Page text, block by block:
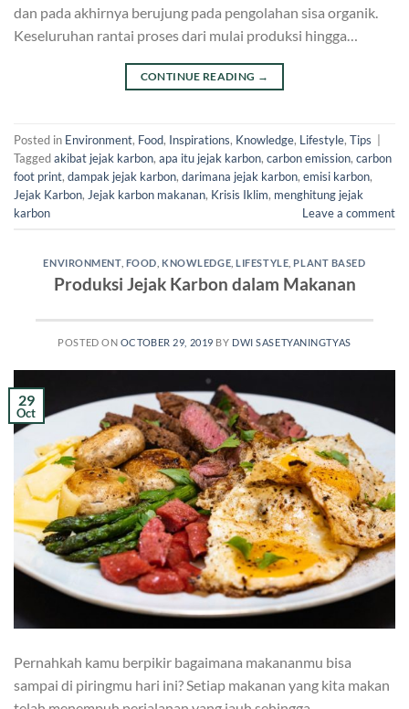
dan pada akhirnya berujung pada pengolahan sisa organik.
Keseluruhan rantai proses dari mulai produksi hingga…
CONTINUE READING →
Posted in Environment, Food, Inspirations, Knowledge, Lifestyle, Tips
Taggedakibat jejak karbon, apa itu jejak karbon, carbon emission, carbon
foot print, dampak jejak karbon, darimana jejak karbon, emisi karbon,
Jejak Karbon, Jejak karbon makanan, Krisis Iklim, menghitung jejak
karbon
Leave a comment
ENVIRONMENT, FOOD KNOWLEDGE ,LIFESTYLE PLANT BASED
Produksi Jejak Karbon dalam Makanan
POSTED ON OCTOBER 29, 2019 BY DWI SASETYANINGTYAS
29
Oct
Pernahkah kamu berpikir bagaimana makananmu bisa
sampai di piringmu hari ini? Setiap makanan yang kita makan